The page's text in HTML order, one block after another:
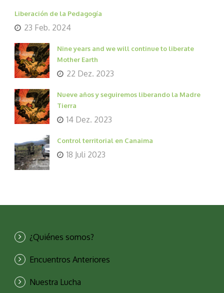
Liberación de la Pedagogía
23 Feb. 2024
Nine years and we will continue to liberate
Mother Earth
22 Dez. 2023
Nueve años y seguiremos liberando la Madre
Tierra
14 Dez. 2023
Control territorial en Canaima
18 Juli 2023
¿Quiénes somos?
Encuentros Anteriores
Nuestra Lucha